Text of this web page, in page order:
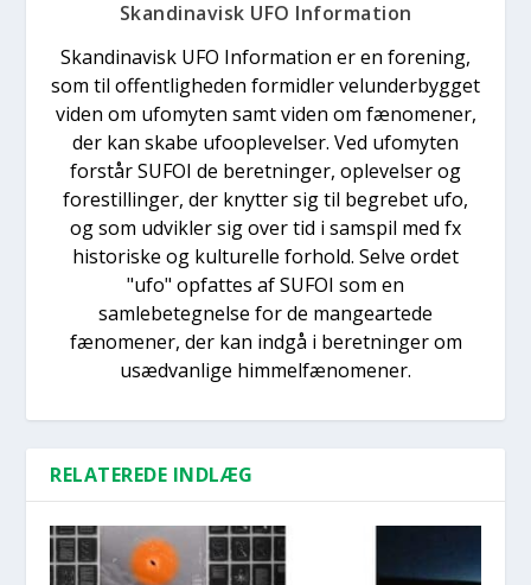
Skandinavisk UFO Information
Skandinavisk UFO Information er en forening,
som til offentligheden formidler velunderbygget
viden om ufomyten samt viden om fænomener,
der kan skabe ufooplevelser. Ved ufomyten
forstår SUFOI de beretninger, oplevelser og
forestillinger, der knytter sig til begrebet ufo,
og som udvikler sig over tid i samspil med fx
historiske og kulturelle forhold. Selve ordet
"ufo" opfattes af SUFOI som en
samlebetegnelse for de mangeartede
fænomener, der kan indgå i beretninger om
usædvanlige himmelfænomener.
RELATEREDE INDLÆG